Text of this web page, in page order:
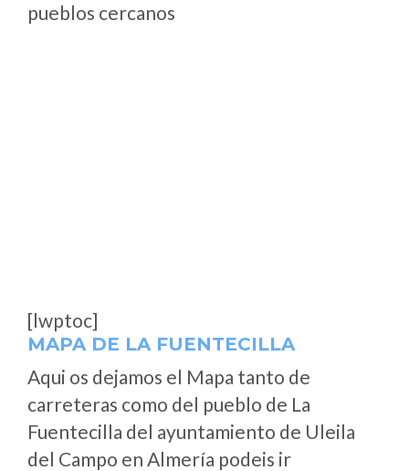
pueblos cercanos
[lwptoc]
MAPA DE LA FUENTECILLA
Aqui os dejamos el Mapa tanto de
carreteras como del pueblo de La
Fuentecilla del ayuntamiento de Uleila
del Campo en Almería podeis ir